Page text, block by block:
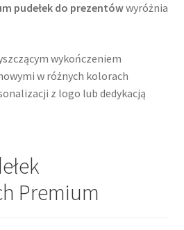
pudełek do prezentówwyróżnia
wykończeniem
w różnych kolorach
z logo lub dedykacją
Premium